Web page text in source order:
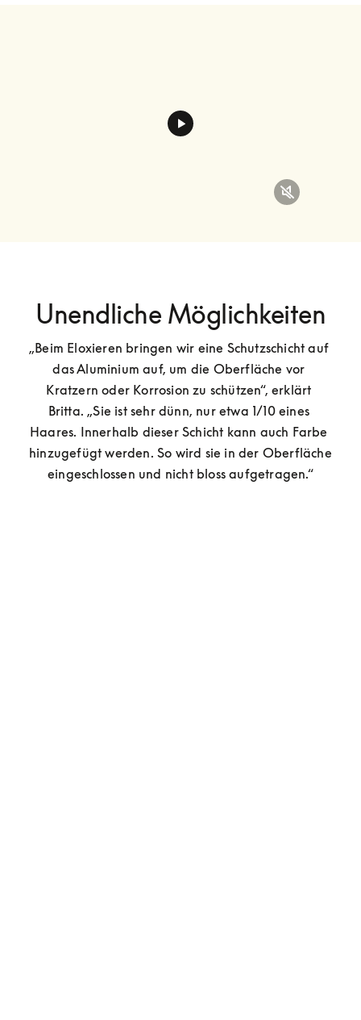
Unendliche Möglichkeiten
„Beim Eloxieren bringen wir eine Schutzschicht auf
das Aluminium auf, um die Oberfläche vor
Kratzern oder Korrosion zu schützen“, erklärt
Britta. „Sie ist sehr dünn, nur etwa 1/10 eines
Haares. Innerhalb dieser Schicht kann auch Farbe
hinzugefügt werden. So wird sie in der Oberfläche
eingeschlossen und nicht bloss aufgetragen.“